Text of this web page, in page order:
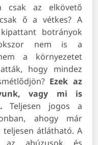
csak az elkövető
ő a vétkes? A
botrányok
nem is a
a környezetet
hogy mindez
Ezek az
vagy mi is
Teljesen jogos a
ahogy már
átlátható. A